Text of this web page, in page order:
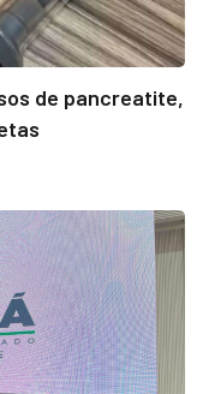
de pancreatite,